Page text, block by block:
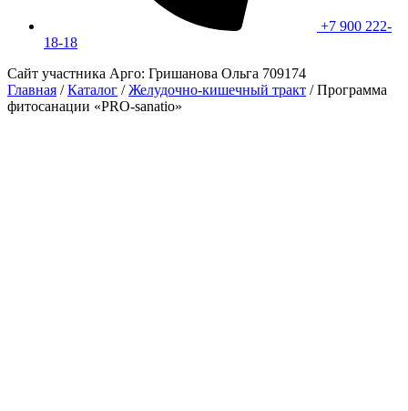
+7 900 222-
18-18
Сайт участника Арго: Гришанова Ольга 709174
Главная / Каталог / Желудочно-кишечный тракт / Программа
фитосанации «PRO-sanatio»